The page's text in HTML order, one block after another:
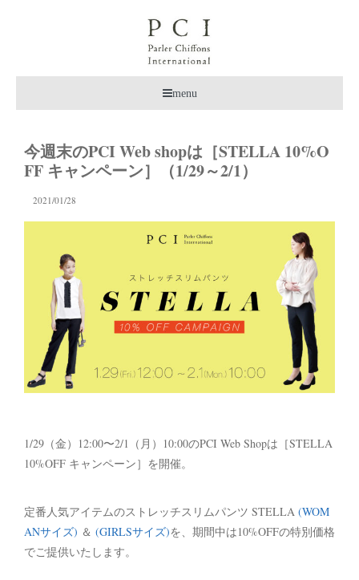
menu
今週末のPCI Web shopは［STELLA 10%O
FF キャンペーン］（1/29～2/1）
2021/01/28
1/29（金）12:00〜2/1（月）10:00のPCI Web Shopは［STELLA
10%OFF キャンペーン］を開催。
定番人気アイテムのストレッチスリムパンツ STELLA (WOM
ANサイズ) ＆ (GIRLSサイズ)を、期間中は10%OFFの特別価格
でご提供いたします。